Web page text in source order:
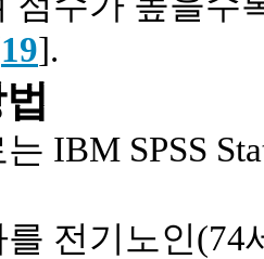
19].
IBM SPSS
전기노인(74